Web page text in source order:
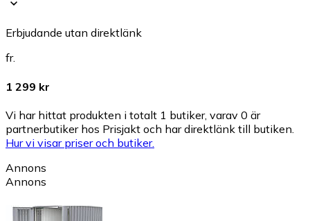
Erbjudande utan direktlänk
fr.
1 299 kr
Vi har hittat produkten i totalt 1 butiker, varav 0 är
partnerbutiker hos Prisjakt och har direktlänk till butiken.
Hur vi visar priser och butiker.
Annons
Annons